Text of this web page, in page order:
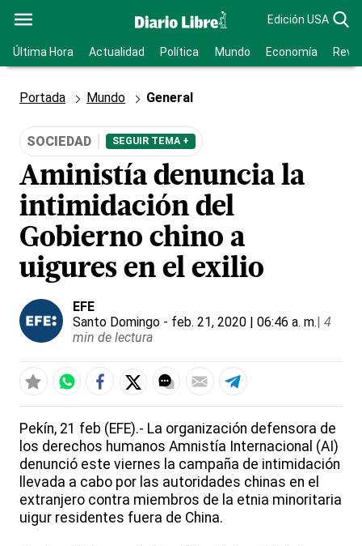
Edición USA
Última Hora Actualidad Política Mundo Economía
Portada Mundo General
SOCIEDAD SEGUIR TEMA +
Aministía denuncia la
intimidación del
Gobierno chino a
uigures en el exilio
EFE
Santo Domingo - feb. 21, 2020 | 06:46 a. m.| 4
min de lectura
Pekín, 21 feb (EFE).- La organización defensora de
los derechos humanos Amnistía Internacional (AI)
denunció este viernes la campaña de intimidación
llevada a cabo por las autoridades chinas en el
extranjero contra miembros de la etnia minoritaria
uigur residentes fuera de China.